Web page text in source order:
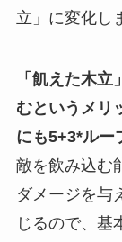
立」に変化し
「飢えた木
むというメリ
にも5+3*ルー
敵を飲み込む
ダメージを与
じるので、基